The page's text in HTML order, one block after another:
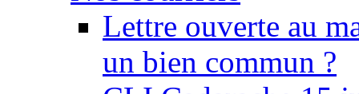
Lettre ouverte au
un bien commun ?